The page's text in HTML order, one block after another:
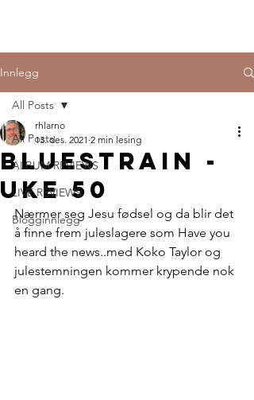
Innlegg
All Posts
ALBUM REVIEWS
LIVE REVIEWS
Blogginnlegg
All Posts
bluestrain -
uke 50
rhlarno
13. des. 2021 2 min lesing
Nærmer seg Jesu fødsel og da blir det
å finne frem juleslagere som Have you
heard the news..med Koko Taylor og
julestemningen kommer krypende nok
en gang.